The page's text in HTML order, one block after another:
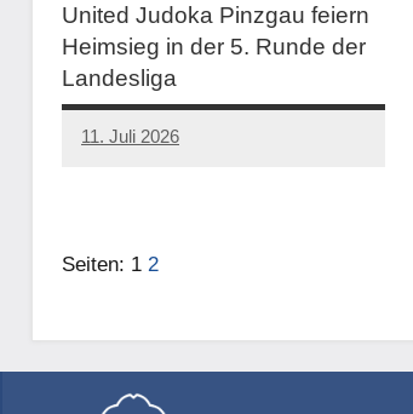
United Judoka Pinzgau feiern
Heimsieg in der 5. Runde der
Landesliga
11. Juli 2026
Seiten: 1 2